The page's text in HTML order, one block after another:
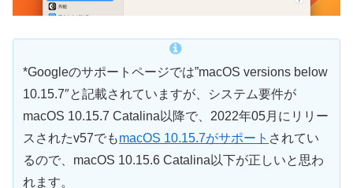
*Googleのサポートページでは”macOS versions below
10.15.7″と記載されていますが、システム要件が
macOS 10.15.7 Catalina以降で、2022年05月にリリー
スされたv57でもmacOS 10.15.7がサポート されてい
るので、macOS 10.15.6 Catalina以下が正しいと思わ
れます。